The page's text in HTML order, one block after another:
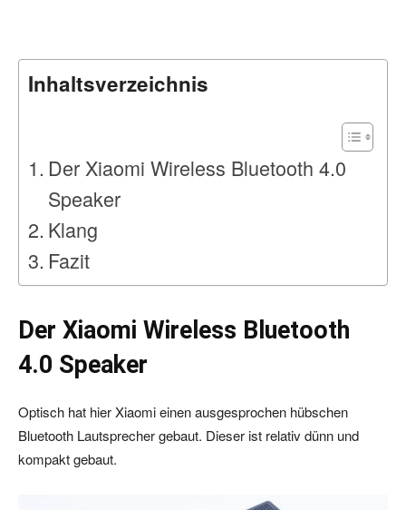
Inhaltsverzeichnis
Der Xiaomi Wireless Bluetooth 4.0
Speaker
Klang
Fazit
Der Xiaomi Wireless Bluetooth
4.0 Speaker
Optisch hat hier Xiaomi einen ausgesprochen hübschen
Bluetooth Lautsprecher gebaut. Dieser ist relativ dünn und
kompakt gebaut.